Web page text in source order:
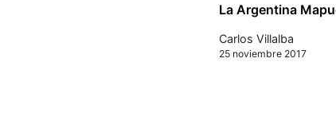
La Argentina
Carlos Villalba
25 noviembre 2017